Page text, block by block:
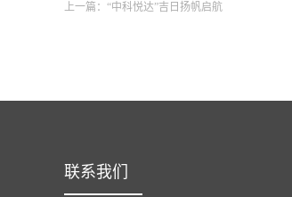
上一篇： “中科悦达”吉日扬帆启航
联系我们